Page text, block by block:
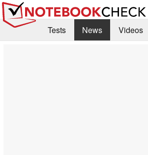
Tests News
Videos